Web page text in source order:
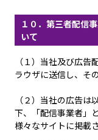
１０．第三者配信
いて
（１）当社及び広
ラウザに送信し、そ
（２）当社の広告
下、「配信事業者」
様々なサイトに掲載